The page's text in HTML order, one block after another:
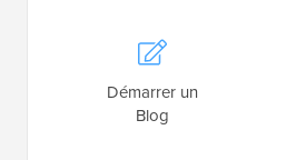
Démarrer un
Blog